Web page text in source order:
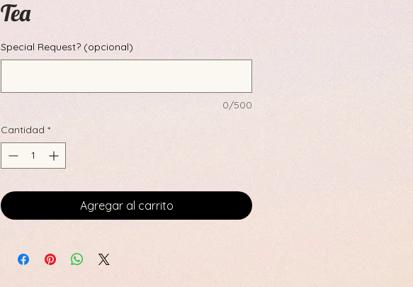
Tea
Special Request? (opcional)
0/500
Cantidad *
Agregar al carrito